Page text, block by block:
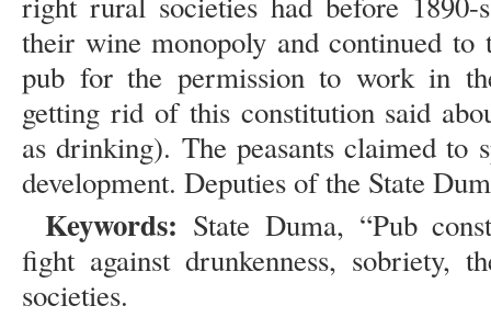
their wine monopoly and continued
pub for the permission to work in
getting rid of this constitution said
as drinking). The peasants claimed to
development. Deputies of the State
Keywords: State Duma, “Pub
fight against drunkenness, sobriety,
societies.